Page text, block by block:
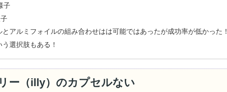
子
アルミフォイルの組み合わせはは可能ではあったが成功率が低かった！
選択肢もある！
ー（illy）のカプセルない